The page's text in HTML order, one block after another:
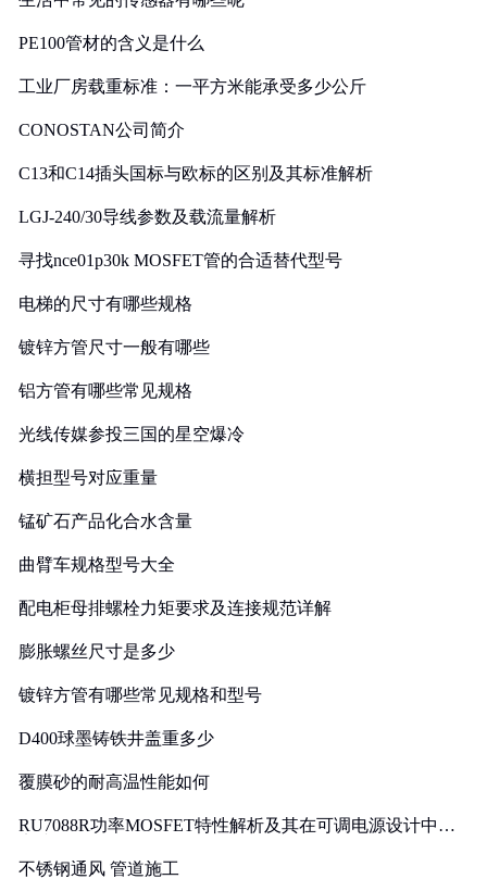
PE100管材的含义是什么
工业厂房载重标准：一平方米能承受多少公斤
CONOSTAN公司简介
C13和C14插头国标与欧标的区别及其标准解析
LGJ-240/30导线参数及载流量解析
寻找nce01p30k MOSFET管的合适替代型号
电梯的尺寸有哪些规格
镀锌方管尺寸一般有哪些
铝方管有哪些常见规格
光线传媒参投三国的星空爆冷
横担型号对应重量
锰矿石产品化合水含量
曲臂车规格型号大全
配电柜母排螺栓力矩要求及连接规范详解
膨胀螺丝尺寸是多少
镀锌方管有哪些常见规格和型号
D400球墨铸铁井盖重多少
覆膜砂的耐高温性能如何
RU7088R功率MOSFET特性解析及其在可调电源设计中的
不锈钢通风 管道施工